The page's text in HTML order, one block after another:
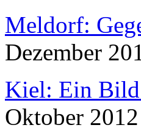
Meldorf:
Dezember
Kiel: Ein Bild
Oktober 2012